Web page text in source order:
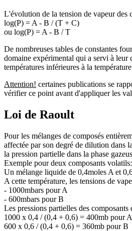
L'évolution de la tension de vapeur des
log(P) = A - B / (T + C)
ou log(P) = A - B / T
De nombreuses tables de constantes
domaine expérimental qui a servi à leur
températures inférieures à la
Attention! certaines publications se
vérifier ce point avant d'appliquer les
Loi de Raoult
Pour les mélanges de composés
affectée par son degré de dilution dans
la pression partielle dans la phase
Exemple pour deux composants volatils:
Un mélange liquide de 0,4moles A et
A cette température, les tensions de
- 1000mbars pour A
- 600mbars pour B
Les pressions partielles des composants
1000 x 0,4 / (0,4 + 0,6) = 400mb pour A
600 x 0,6 / (0,4 + 0,6) = 360mb pour B